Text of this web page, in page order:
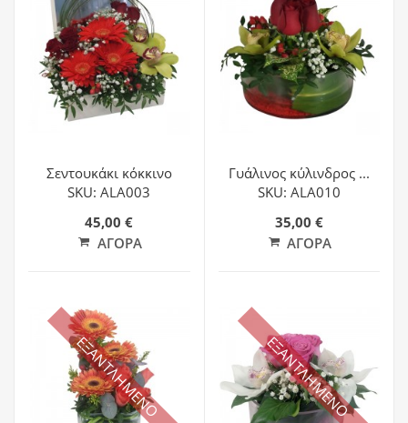
Σεντουκάκι κόκκινο
SKU: ALA003
45,00 €
ΑΓΟΡΆ
Γυάλινος κύλινδρος ...
SKU: ALA010
35,00 €
ΑΓΟΡΆ
ΕΞΑΝΤΛΗΜΕΝΟ ΕΞΑΝΤΛΗΜΕΝΟ